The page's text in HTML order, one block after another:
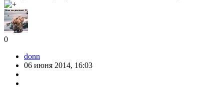
0
donn
06 июня 2014, 16:03